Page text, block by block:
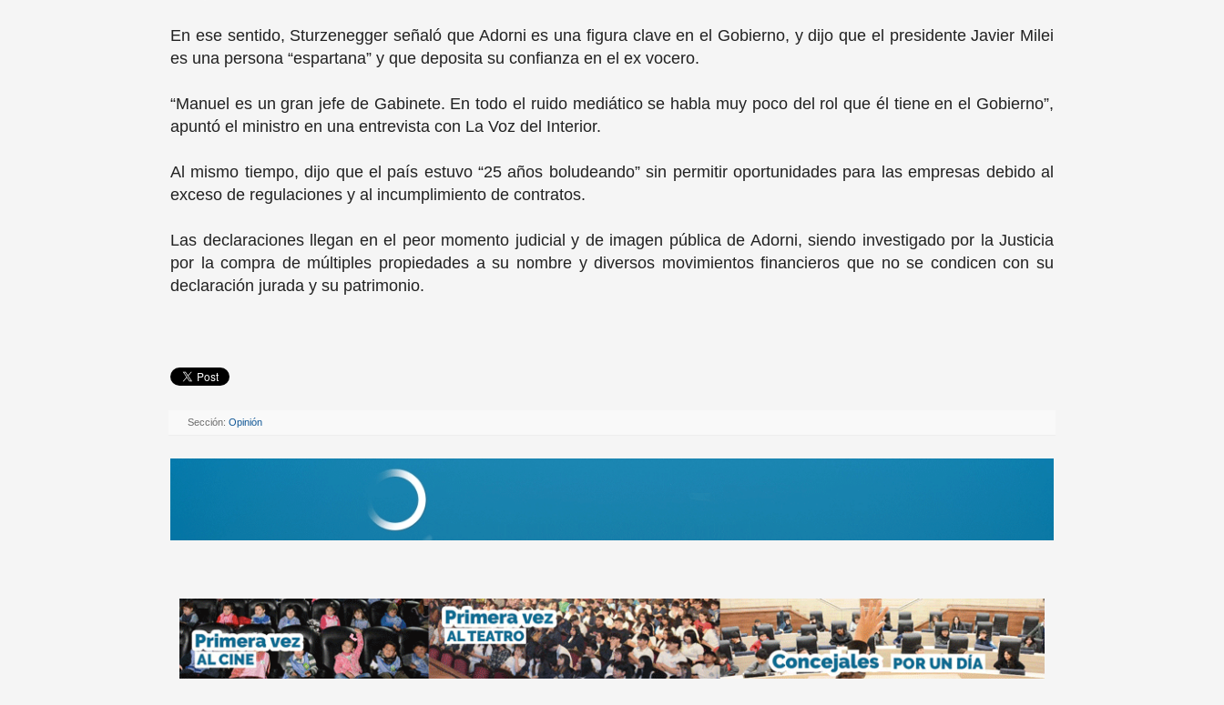
En ese sentido, Sturzenegger señaló que Adorni es una figura clave en el Gobierno, y dijo que el presidente Javier Milei
es una persona “espartana” y que deposita su confianza en el ex vocero.
“Manuel es un gran jefe de Gabinete. En todo el ruido mediático se habla muy poco del rol que él tiene en el Gobierno”,
apuntó el ministro en una entrevista con La Voz del Interior.
Al mismo tiempo, dijo que el país estuvo “25 años boludeando” sin permitir oportunidades para las empresas debido al
exceso de regulaciones y al incumplimiento de contratos.
Las declaraciones llegan en el peor momento judicial y de imagen pública de Adorni, siendo investigado por la Justicia
por la compra de múltiples propiedades a su nombre y diversos movimientos financieros que no se condicen con su
declaración jurada y su patrimonio.
Sección: Opinión